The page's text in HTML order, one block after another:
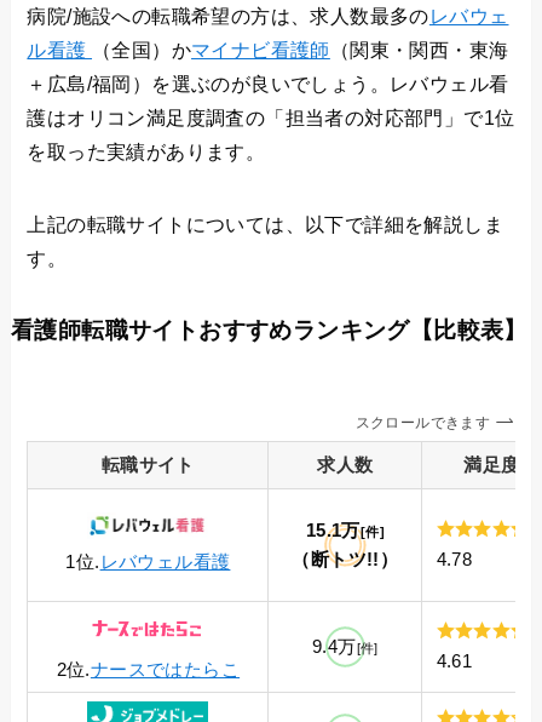
病院/施設への転職希望の方は、求人数最多のレバウェ
ル看護
（全国）かマイナビ看護師
（関東・関西・東海
＋広島/福岡）を選ぶのが良いでしょう。レバウェル看
護はオリコン満足度調査の「担当者の対応部門」で1位
を取った実績があります。
上記の転職サイトについては、以下で詳細を解説しま
す。
看護師転職サイトおすすめランキング【比較表】
スクロールできます
転職サイト 求人数 満足度
1位. レバウェル看護
15.1万[件]
（断トツ!!） 4.78
2位.ナースではたらこ
9.4万[件]
4.61